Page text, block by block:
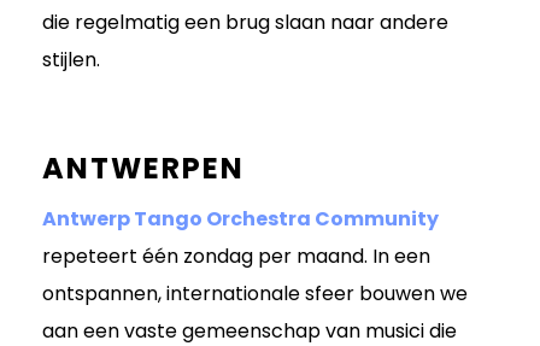
die regelmatig een brug slaan naar andere
stijlen.
ANTWERPEN
Antwerp Tango Orchestra Community
repeteert één zondag per maand. In een
ontspannen, internationale sfeer bouwen we
aan een vaste gemeenschap van musici die